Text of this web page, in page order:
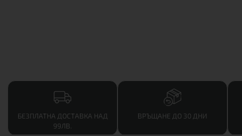
БЕЗПЛАТНА ДОСТАВКА НАД
99ЛВ.
ВРЪЩАНЕ ДО 30 ДНИ